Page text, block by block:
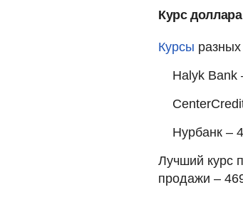
Курс
Курсы
Halyk Bank
Нурбанк –
Лучший курс
продажи –